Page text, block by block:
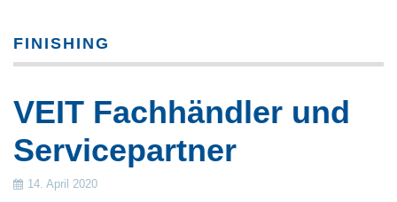
Beauty, Fitness & Wellness
Verkauf
Frontlade-Waschmaschinen
Trennwand-Waschmaschinen
FINISHING
VEIT Fachhändler und
Servicepartner
14. April 2020